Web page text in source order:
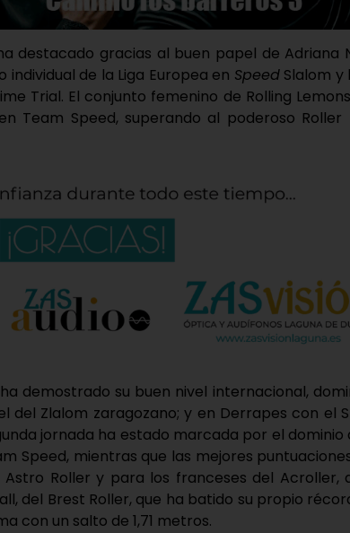
destacado gracias al buen papel de Adriana
de la Liga Europea en SpeedSlalom y
Trial. El conjunto femenino de Rolling
Team Speed, superando al poderoso Roller
demostrado su buen nivel internacional,
del Zlalom zaragozano; y en Derrapes con el
jornada ha estado marcada por el dominio
Speed, mientras que las mejores
Roller y para los franceses del Acroller,
del Brest Roller, que ha batido su propio
con un salto de 1,71 metros.